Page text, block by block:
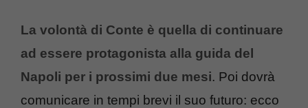
La volontà di Conte è quella di continuare
ad essere protagonista alla guida del
Napoli per i prossimi due mesi. Poi dovrà
comunicare in tempi brevi il suo futuro: ecco